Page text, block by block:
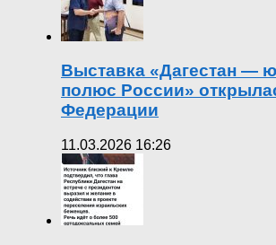
Выставка «Дагестан —
полюс России»
Федерации
11.03.2026 16:26